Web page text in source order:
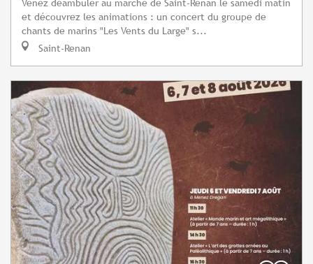
Venez déambuler au marché de Saint-Renan le samedi matin
et découvrez les animations : un concert du groupe de
chants de marins "Les Vents du Large" s...
Saint-Renan